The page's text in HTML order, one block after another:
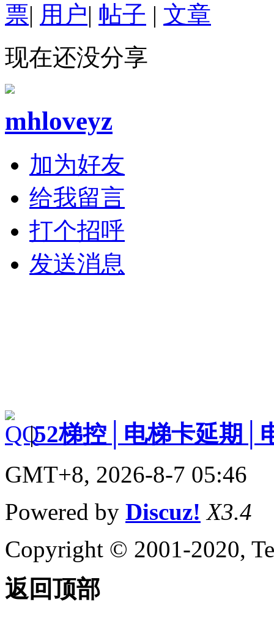
票| 用户| 帖子 | 文章
现在还没分享
mhloveyz
加为好友
给我留言
打个招呼
发送消息
|52梯控│电梯卡延期│
GMT+8, 2026-8-7 05:46
Powered by Discuz! X3.4
Copyright © 2001-2020,
返回顶部